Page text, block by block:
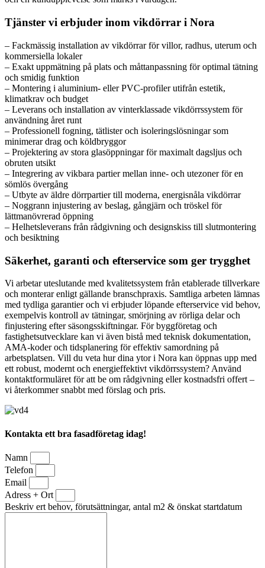
Tjänster vi erbjuder inom vikdörrar i Nora
– Fackmässig installation av vikdörrar för villor, radhus, uterum och
kommersiella lokaler
– Exakt uppmätning på plats och måttanpassning för optimal tätning
och smidig funktion
– Montering i aluminium- eller PVC-profiler utifrån estetik,
klimatkrav och budget
– Leverans och installation av vinterklassade vikdörrssystem för
användning året runt
– Professionell fogning, tätlister och isoleringslösningar som
minimerar drag och köldbryggor
– Projektering av stora glasöppningar för maximalt dagsljus och
obruten utsikt
– Integrering av vikbara partier mellan inne- och utezoner för en
sömlös övergång
– Utbyte av äldre dörrpartier till moderna, energisnåla vikdörrar
– Noggrann injustering av beslag, gångjärn och tröskel för
lättmanövrerad öppning
– Helhetsleverans från rådgivning och designskiss till slutmontering
och besiktning
Säkerhet, garanti och efterservice som ger trygghet
Vi arbetar uteslutande med kvalitetssystem från etablerade tillverkare
och monterar enligt gällande branschpraxis. Samtliga arbeten lämnas
med tydliga garantier och vi erbjuder löpande efterservice vid behov,
exempelvis kontroll av tätningar, smörjning av rörliga delar och
finjustering efter säsongsskiftningar. För byggföretag och
fastighetsutvecklare kan vi även bistå med teknisk dokumentation,
AMA-koder och tidsplanering för effektiv samordning på
arbetsplatsen. Vill du veta hur dina ytor i Nora kan öppnas upp med
ett robust, modernt och energieffektivt vikdörrssystem? Använd
kontaktformuläret för att be om rådgivning eller kostnadsfri offert –
vi återkommer snabbt med förslag och pris.
Kontakta ett bra fasadföretag idag!
Namn
Telefon
Email
Adress + Ort
Beskriv ert behov, förutsättningar, antal m2 & önskat startdatum